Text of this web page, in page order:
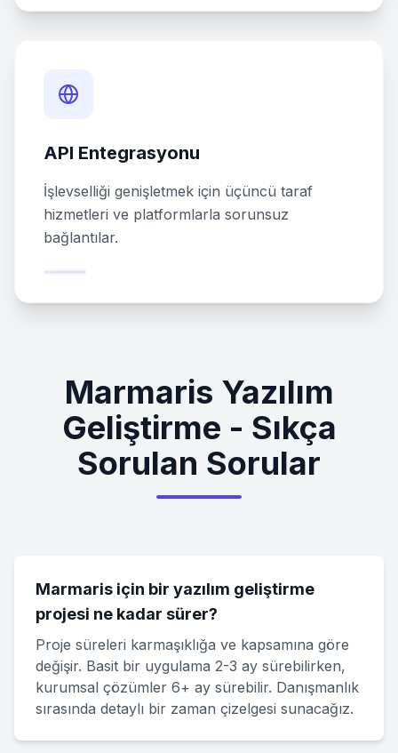
API Entegrasyonu
İşlevselliği genişletmek için üçüncü taraf
hizmetleri ve platformlarla sorunsuz
bağlantılar.
Marmaris Yazılım
Geliştirme - Sıkça
Sorulan Sorular
Marmaris için bir yazılım geliştirme
projesi ne kadar sürer?
Proje süreleri karmaşıklığa ve kapsamına göre
değişir. Basit bir uygulama 2-3 ay sürebilirken,
kurumsal çözümler 6+ ay sürebilir. Danışmanlık
sırasında detaylı bir zaman çizelgesi sunacağız.